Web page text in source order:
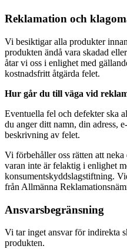
Reklamation och
Vi besiktigar alla produkter
produkten ändå vara skadad
åtar vi oss i enlighet med
kostnadsfritt åtgärda felet.
Hur går du till väga vid
Eventuella fel och defekter ska
du anger ditt namn, din adress,
beskrivning av felet.
Vi förbehåller oss rätten att
varan inte är felaktig i enlighet
konsumentskyddslagstiftning.
från Allmänna
Ansvarsbegränsning
Vi tar inget ansvar för indirekta
produkten.